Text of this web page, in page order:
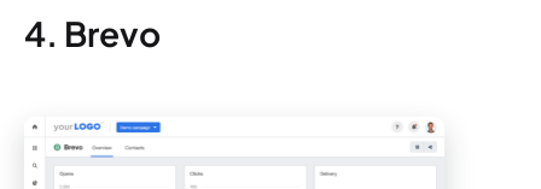
4. Brevo